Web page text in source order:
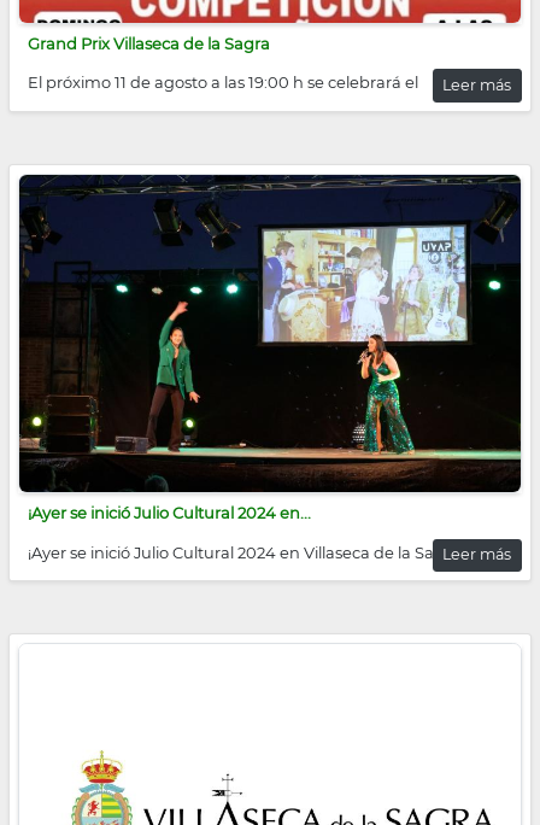
Grand Prix Villaseca de la Sagra
El próximo 11 de agosto a las 19:00 h se celebrará el Leer más
¡Ayer se inició Julio Cultural 2024 en...
¡Ayer se inició Julio Cultural 2024 en Villaseca de la Sagra!Leer más